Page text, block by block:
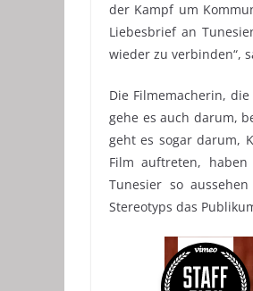
der Kampf um
Liebesbrief an
wieder zu verbinden“,
Die Filmemacherin,
gehe es auch darum,
geht es sogar darum,
Film auftreten,
Tunesier so
Stereotyps das